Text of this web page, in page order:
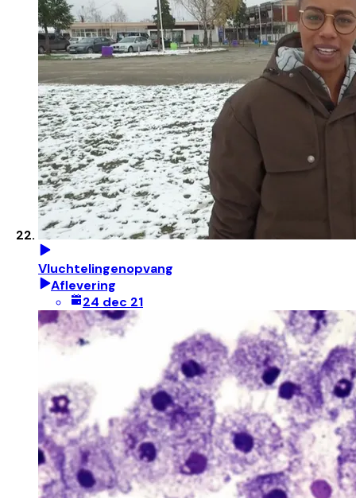
Vluchtelingenopvang
Aflevering
24 dec 21